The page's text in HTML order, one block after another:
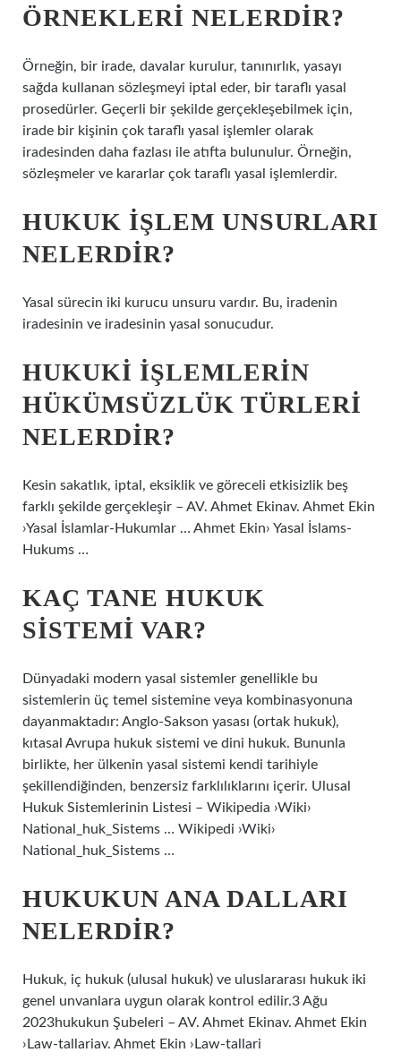
ÖRNEKLERI NELERDIR?
Örneğin, bir irade, davalar kurulur, tanınırlık, yasayı
sağda kullanan sözleşmeyi iptal eder, bir taraflı yasal
prosedürler. Geçerli bir şekilde gerçekleşebilmek için,
irade bir kişinin çok taraflı yasal işlemler olarak
iradesinden daha fazlası ile atıfta bulunulur. Örneğin,
sözleşmeler ve kararlar çok taraflı yasal işlemlerdir.
HUKUK IŞLEM UNSURLARI
NELERDIR?
Yasal sürecin iki kurucu unsuru vardır. Bu, iradenin
iradesinin ve iradesinin yasal sonucudur.
HUKUKI IŞLEMLERIN
HÜKÜMSÜZLÜK TÜRLERI
NELERDIR?
Kesin sakatlık, iptal, eksiklik ve göreceli etkisizlik beş
farklı şekilde gerçekleşir – AV. Ahmet Ekinav. Ahmet Ekin
›Yasal İslamlar-Hukumlar … Ahmet Ekin› Yasal İslams-
Hukums …
KAÇ TANE HUKUK
SISTEMI VAR?
Dünyadaki modern yasal sistemler genellikle bu
sistemlerin üç temel sistemine veya kombinasyonuna
dayanmaktadır: Anglo-Sakson yasası (ortak hukuk),
kıtasal Avrupa hukuk sistemi ve dini hukuk. Bununla
birlikte, her ülkenin yasal sistemi kendi tarihiyle
şekillendiğinden, benzersiz farklılıklarını içerir. Ulusal
Hukuk Sistemlerinin Listesi – Wikipedia ›Wiki›
National_huk_Sistems … Wikipedi ›Wiki›
National_huk_Sistems …
HUKUKUN ANA DALLARI
NELERDIR?
Hukuk, iç hukuk (ulusal hukuk) ve uluslararası hukuk iki
genel unvanlara uygun olarak kontrol edilir.3 Ağu
2023hukukun Şubeleri – AV. Ahmet Ekinav. Ahmet Ekin
›Law-tallariav. Ahmet Ekin ›Law-tallari